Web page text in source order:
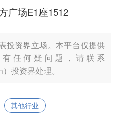
广场E1座1512
投资界立场。本平台仅提供
任何疑问题，请联系
投资界处理。
其他行业